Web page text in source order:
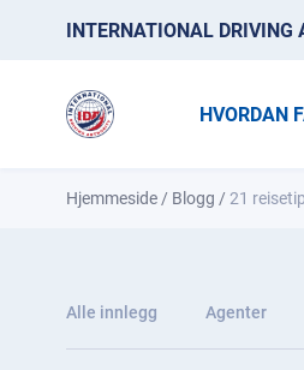
INTERNATIONAL DRIVING
HVORDAN
Hjemmeside / Blogg /21
Alle innlegg Agenter